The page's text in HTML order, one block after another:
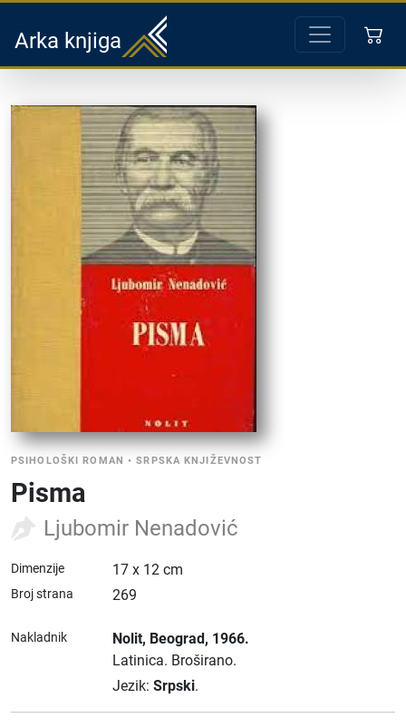
Arka knjiga
PSIHOLOŠKI ROMAN •SRPSKA KNJIŽEVNOST
Pisma
Ljubomir Nenadović
Dimenzije 17 x 12 cm
Broj strana 269
Nakladnik Nolit, Beograd, 1966.
Latinica. Broširano.
Jezik: Srpski.